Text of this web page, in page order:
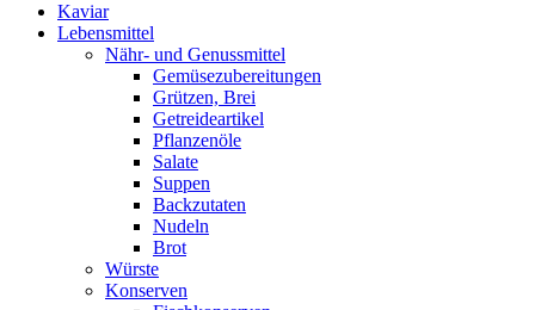
Kaviar
Lebensmittel
Nähr- und Genussmittel
Gemüsezubereitungen
Grützen, Brei
Getreideartikel
Pflanzenöle
Salate
Suppen
Backzutaten
Nudeln
Brot
Würste
Konserven